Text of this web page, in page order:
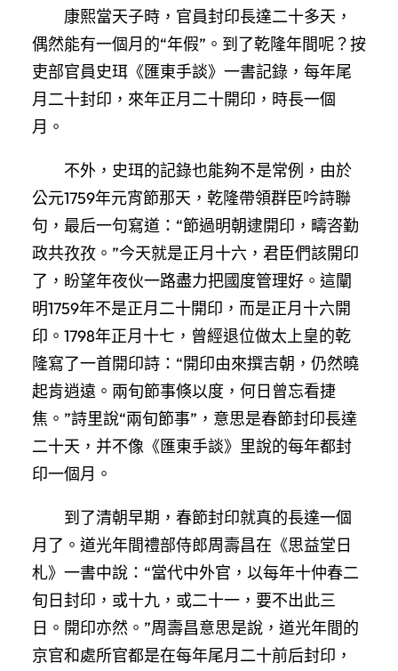
康熙當天子時，官員封印長達二十多天，
偶然能有一個月的“年假”。到了乾隆年間呢？按
吏部官員史珥《匯東手談》一書記錄，每年尾
月二十封印，來年正月二十開印，時長一個
月。
不外，史珥的記錄也能夠不是常例，由於
公元1759年元宵節那天，乾隆帶領群臣吟詩聯
句，最后一句寫道：“節過明朝逮開印，疇咨勤
政共孜孜。”今天就是正月十六，君臣們該開印
了，盼望年夜伙一路盡力把國度管理好。這闡
明1759年不是正月二十開印，而是正月十六開
印。1798年正月十七，曾經退位做太上皇的乾
隆寫了一首開印詩：“開印由來撰吉朝，仍然曉
起肯逍遠。兩旬節事倏以度，何日曾忘看捷
焦。”詩里說“兩旬節事”，意思是春節封印長達
二十天，并不像《匯東手談》里說的每年都封
印一個月。
到了清朝早期，春節封印就真的長達一個
月了。道光年間禮部侍郎周壽昌在《思益堂日
札》一書中說：“當代中外官，以每年十仲春二
旬日封印，或十九，或二十一，要不出此三
日。開印亦然。”周壽昌意思是說，道光年間的
京官和處所官都是在每年尾月二十前后封印，